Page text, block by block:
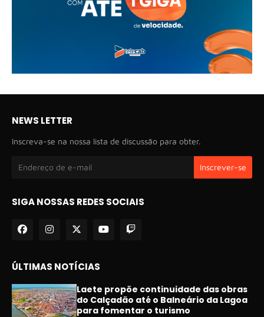
NEWS LETTER
Inscreva-se na nossa lista de discussão para obter.
SIGA NOSSAS REDES SOCIAIS
ÚLTIMAS NOTÍCIAS
Laete propõe continuidade das obras
do Calçadão até o Balneário da Lagoa
para fomentar o turismo